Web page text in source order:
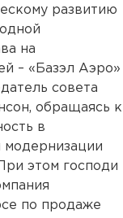
развитию
на
– «Базэл Аэро»
совета
обращаясь к
в
модернизации
этом господи
по продаже